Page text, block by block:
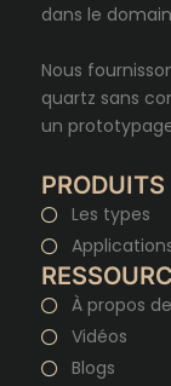
dans le
Nous
quartz sans
un
PRODUITS
Les types
À propos
Vidéos
Blogs